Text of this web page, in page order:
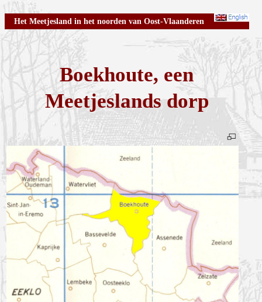
Het Meetjesland in het noorden van Oost-Vlaanderen
Boekhoute, een
Meetjeslands dorp